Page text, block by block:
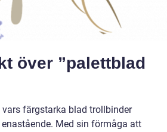
över ”palettblad
färgstarka blad trollbinder
Med sin förmåga att